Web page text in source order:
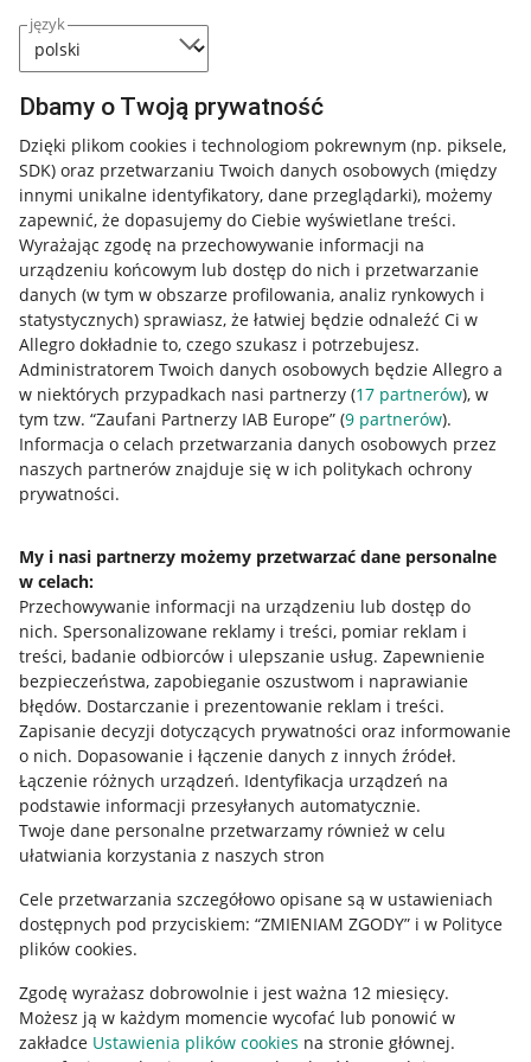
język
Dbamy o Twoją prywatność
Dzięki plikom cookies i technologiom pokrewnym (np. piksele,
SDK) oraz przetwarzaniu Twoich danych osobowych (między
innymi unikalne identyfikatory, dane przeglądarki), możemy
zapewnić, że dopasujemy do Ciebie wyświetlane treści.
Wyrażając zgodę na przechowywanie informacji na
urządzeniu końcowym lub dostęp do nich i przetwarzanie
danych (w tym w obszarze profilowania, analiz rynkowych i
statystycznych) sprawiasz, że łatwiej będzie odnaleźć Ci w
Allegro dokładnie to, czego szukasz i potrzebujesz.
Administratorem Twoich danych osobowych będzie Allegro a
w niektórych przypadkach nasi partnerzy (17 partnerów), w
tym tzw. “Zaufani Partnerzy IAB Europe” (9 partnerów).
Informacja o celach przetwarzania danych osobowych przez
naszych partnerów znajduje się w ich politykach ochrony
prywatności.
My i nasi partnerzy możemy przetwarzać dane personalne
w celach:
Przechowywanie informacji na urządzeniu lub dostęp do
nich. Spersonalizowane reklamy i treści, pomiar reklam i
treści, badanie odbiorców i ulepszanie usług. Zapewnienie
bezpieczeństwa, zapobieganie oszustwom i naprawianie
błędów. Dostarczanie i prezentowanie reklam i treści.
Zapisanie decyzji dotyczących prywatności oraz informowanie
o nich. Dopasowanie i łączenie danych z innych źródeł.
Łączenie różnych urządzeń. Identyfikacja urządzeń na
podstawie informacji przesyłanych automatycznie.
Twoje dane personalne przetwarzamy również w celu
ułatwiania korzystania z naszych stron
Cele przetwarzania szczegółowo opisane są w ustawieniach
dostępnych pod przyciskiem: “ZMIENIAM ZGODY” i w Polityce
plików cookies.
Zgodę wyrażasz dobrowolnie i jest ważna 12 miesięcy.
Możesz ją w każdym momencie wycofać lub ponowić w
zakładce Ustawienia plików cookies na stronie głównej.
Przydatne informacje
Jak to działa
Allegro Gadane dla sprzedających
Allegro Gadane dla kupujących
Mapa miejscowości
Informacje prawne
Regulamin
Polityka plików "cookies"
Ustawienia plików "cookies"
Udostępnianie lokalizacji
Informacje dla Aktu o Usługach Cyfrowych
Pobierz aplikację